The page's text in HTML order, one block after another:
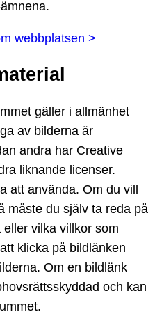
webbplatsen >
gäller i allmänhet
av bilderna är
andra har Creative
liknande licenser.
att använda. Om du vill
måste du själv ta reda på
vilka villkor som
klicka på bildlänken
Om en bildlänk
och kan